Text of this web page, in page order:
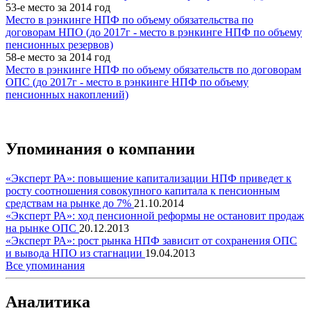
53-е место за 2014 год
Место в рэнкинге НПФ по объему обязательства по
договорам НПО (до 2017г - место в рэнкинге НПФ по объему
пенсионных резервов)
58-е место за 2014 год
Место в рэнкинге НПФ по объему обязательств по договорам
ОПС (до 2017г - место в рэнкинге НПФ по объему
пенсионных накоплений)
Упоминания о компании
«Эксперт РА»: повышение капитализации НПФ приведет к
росту соотношения совокупного капитала к пенсионным
средствам на рынке до 7% 21.10.2014
«Эксперт РА»: ход пенсионной реформы не остановит продаж
на рынке ОПС 20.12.2013
«Эксперт РА»: рост рынка НПФ зависит от сохранения ОПС
и вывода НПО из стагнации 19.04.2013
Все упоминания
Аналитика